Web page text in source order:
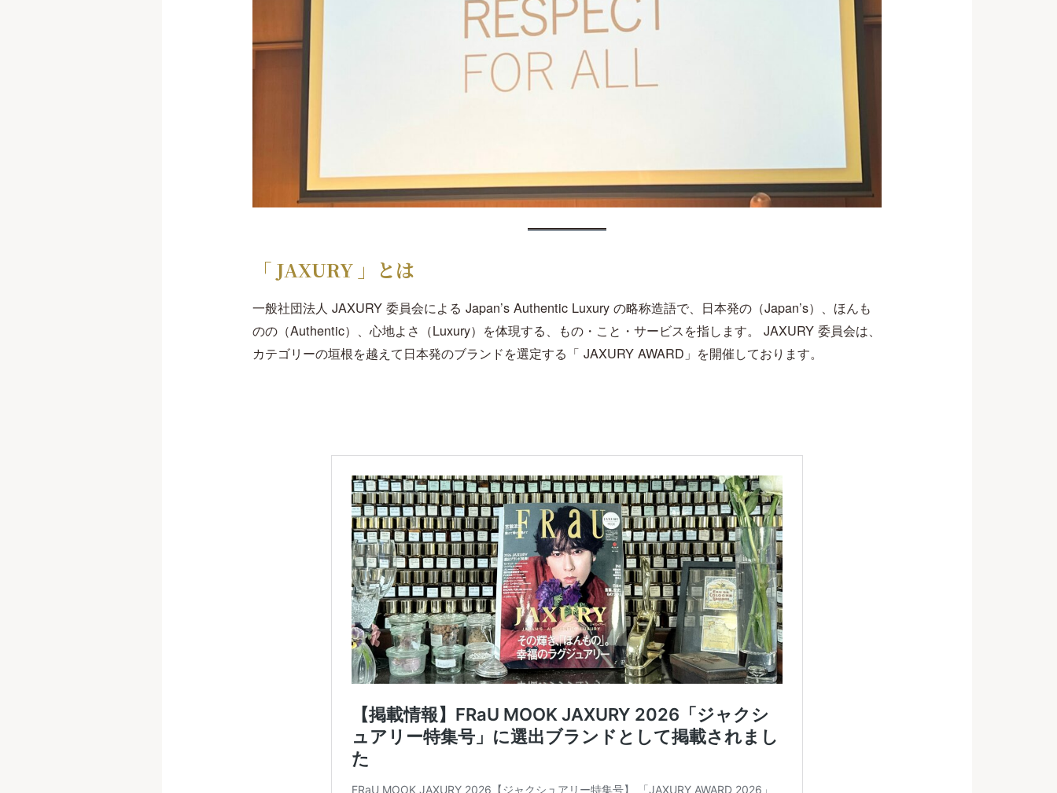
「 JAXURY 」とは
一般社団法人 JAXURY 委員会による Japan’s Authentic Luxury の略称造語で、日本発の（Japan’s）、ほんも
のの（Authentic）、心地よさ（Luxury）を体現する、もの・こと・サービスを指します。 JAXURY 委員会は、
カテゴリーの垣根を越えて日本発のブランドを選定する「 JAXURY AWARD」を開催しております。